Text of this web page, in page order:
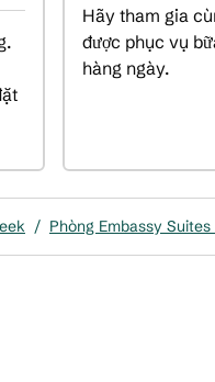
Hãy tham gia
được phục vụ
hàng ngày.
/ Phòng Embassy